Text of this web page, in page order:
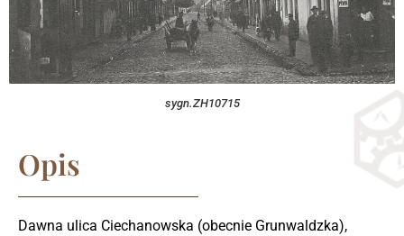
sygn.ZH10715
Opis
Dawna ulica Ciechanowska (obecnie Grunwaldzka),